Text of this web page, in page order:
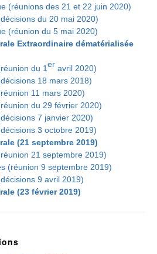
(réunions des 21 et 22 juin 2020)
du 20 mai 2020)
(réunion du 5 mai 2020)
Extraordinaire dématérialisée
du 1er avril 2020)
18 mars 2018)
11 mars 2020)
du 29 février 2020)
7 janvier 2020)
3 octobre 2019)
(21 septembre 2019)
21 septembre 2019)
(réunion 9 septembre 2019)
9 avril 2019)
(23 février 2019)